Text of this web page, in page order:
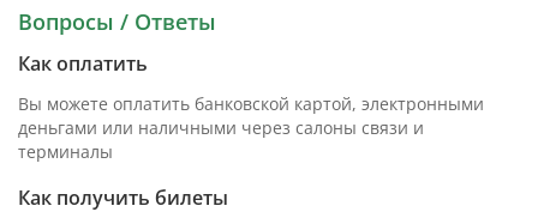
Вопросы / Ответы
Как оплатить
Вы можете оплатить банковской картой, электронными
деньгами или наличными через салоны связи и
терминалы
Как получить билеты